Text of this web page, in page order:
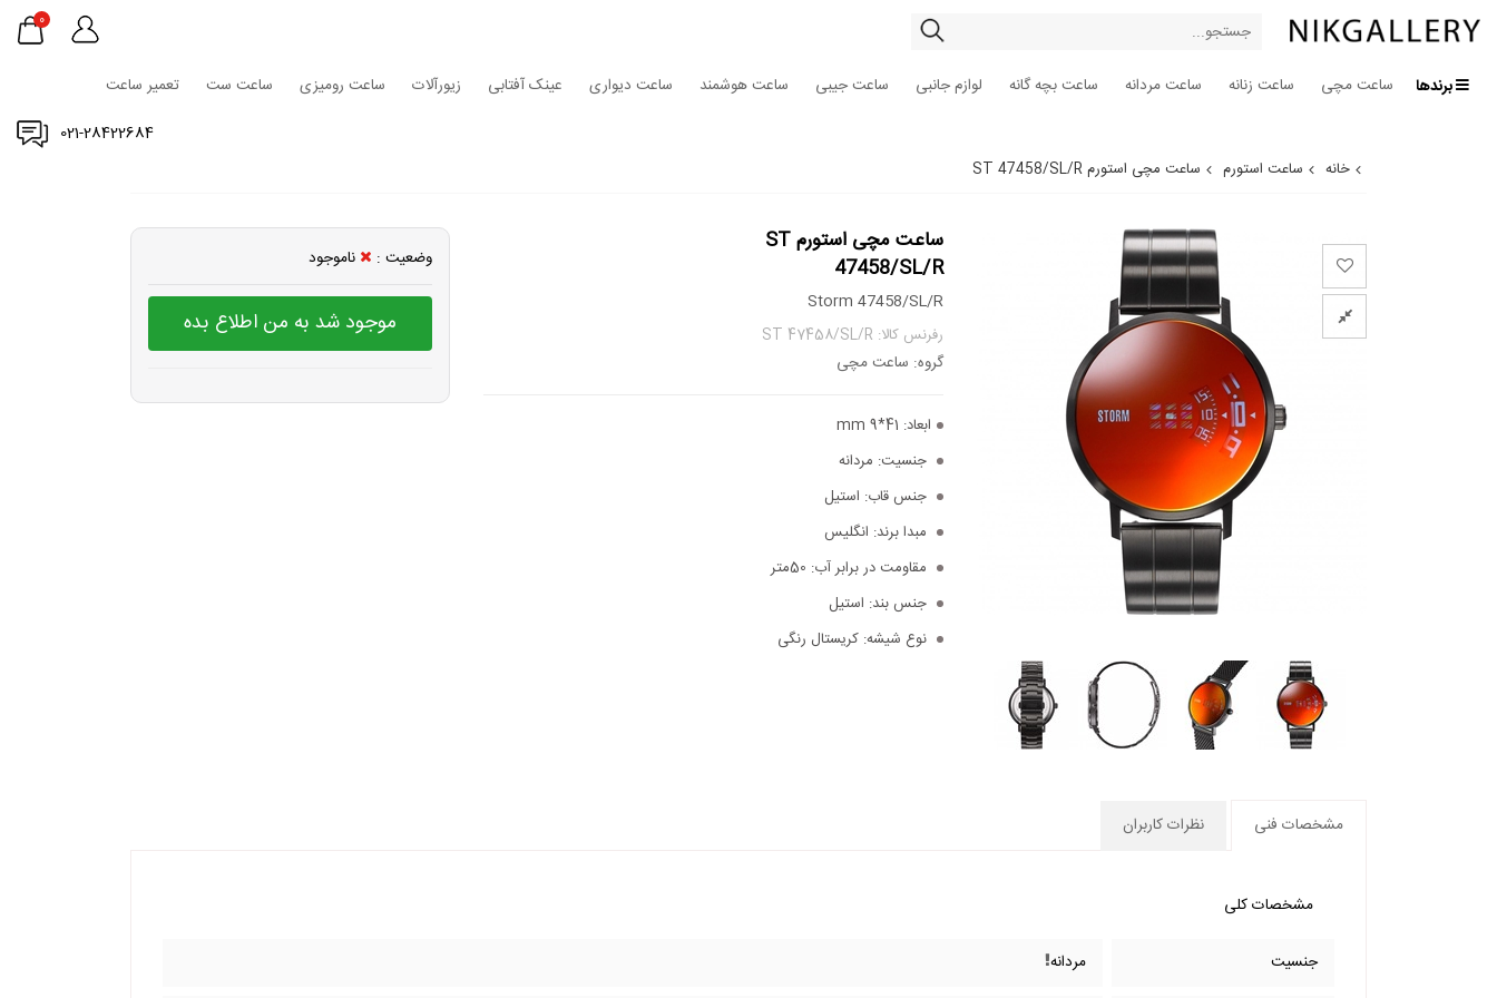
0
برندها ساعت مچی ساعت زنانه ساعت مردانه ساعت بچه گانه لوازم جانبی ساعت جیبی ساعت هوشمند ساعت دیواری عینک آفتابی زیورآلات ساعت رومیزی ساعت ست
تعمیر ساعت
021-28422684
خانه ساعت استورم ساعت مچی استورم ST 47458/SL/R
ساعت مچی استورم ST
47458/SL/R
Storm 47458/SL/R
رفرنس کالا: ST 47458/SL/R
گروه: ساعت مچی
ابعاد:
جنسیت: مردانه
جنس قاب: استیل
مبدا برند: انگلیس
مقاومت در برابر آب: 50متر
جنس بند: استیل
نوع شیشه: کریستال رنگی
وضعیت : ناموجود
موجود شد به من اطلاع بده
مشخصات فنی نظرات کاربران
مشخصات کلی
جنسیت مردانه